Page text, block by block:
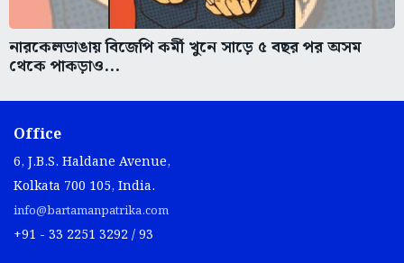
নারকেলডাঙায় বিজেপি কর্মী খুনে সাড়ে ৫ বছর পর অসম
থেকে পাকড়াও...
Office
6, J.B.S. Haldane Avenue,
Kolkata 700 105, India.
info@bartamanpatrika.com
+91 - 33 2251 3292 / 93